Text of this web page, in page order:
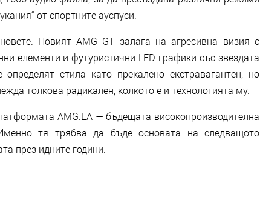
от спортните ауспуси.
Новият AMG GT залага на агресивна визия с
елементи и футуристични LED графики със звездата
стила като прекалено екстравагантен, но
толкова радикален, колкото е и технологията му.
AMG.EA — бъдещата високопроизводителна
тя трябва да бъде основата на следващото
през идните години.